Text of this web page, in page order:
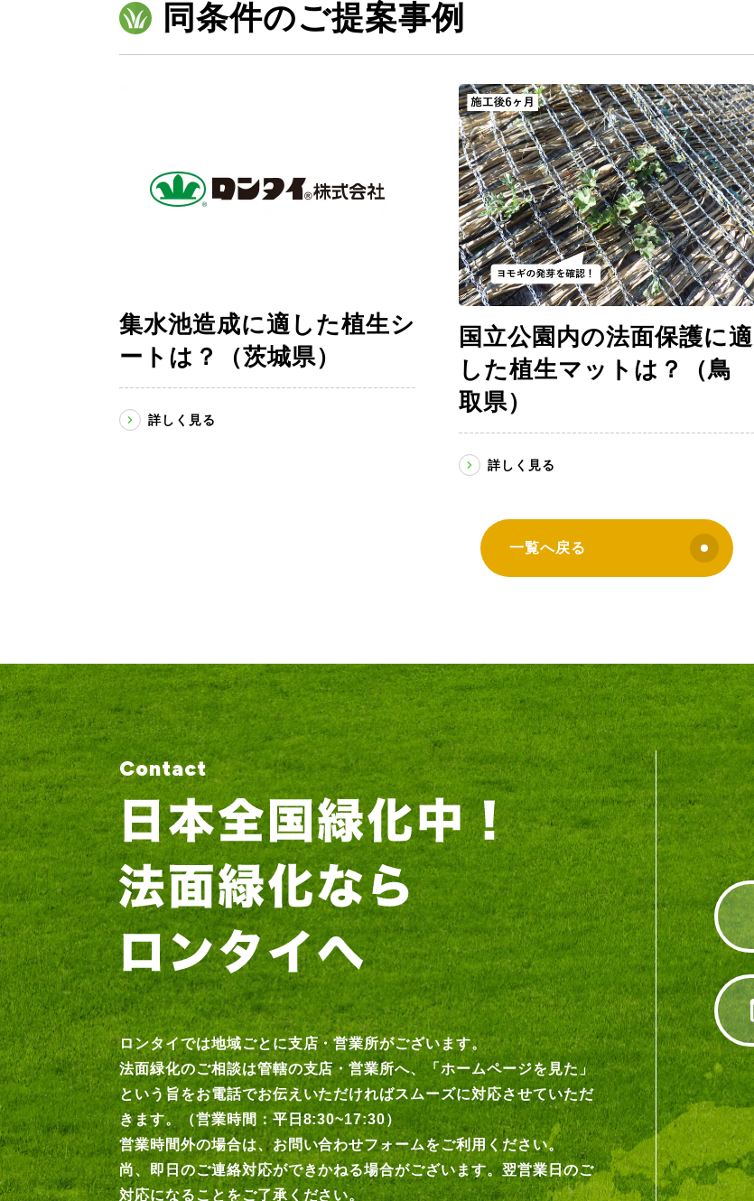
同条件のご提案事例
集水池造成に適した植生シ
ートは？（茨城県）
詳しく見る
国立公園内の法面保護に適
した植生マットは？（鳥
取県）
詳しく見る
一覧へ戻る
Contact
ロンタイでは地域ごとに支店・営業所がございます。
法面緑化のご相談は管轄の支店・営業所へ、「ホームページを見た」
という旨をお電話でお伝えいただければスムーズに対応させていただ
きます。（営業時間：平日8:30~17:30）
営業時間外の場合は、お問い合わせフォームをご利用ください。
尚、即日のご連絡対応ができかねる場合がございます。翌営業日のご
対応になることをご了承ください。